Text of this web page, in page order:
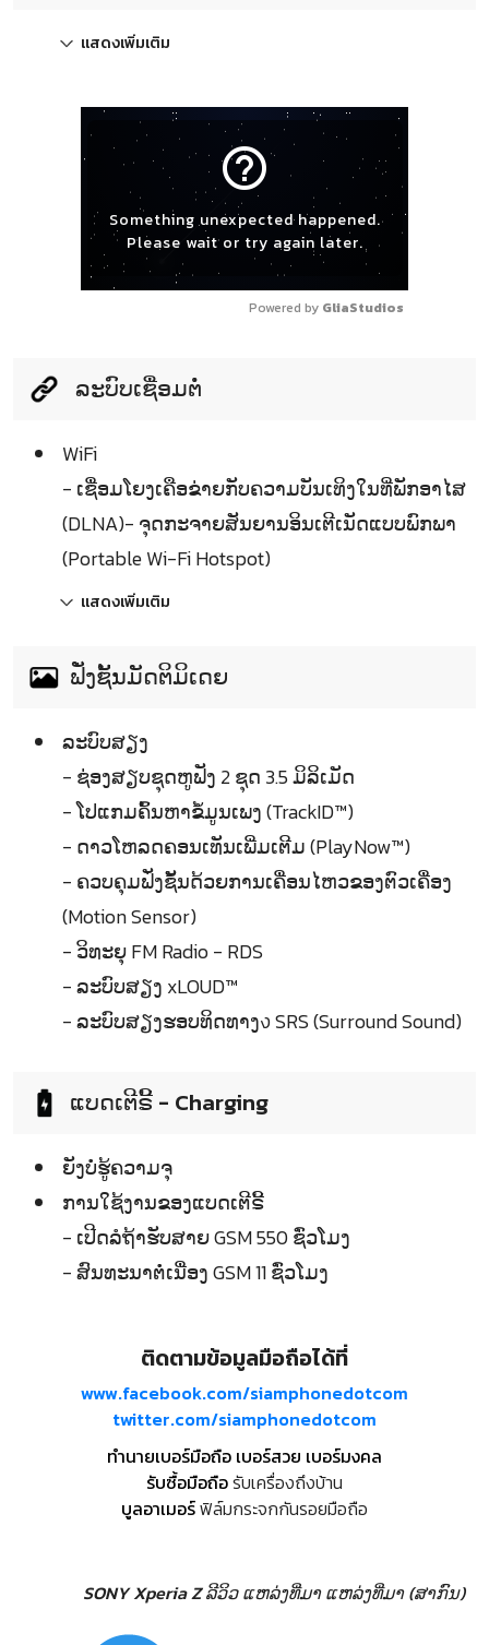
แสดงเพิ่มเติม
help_outline
Something unexpected happened.
Please wait or try again later.
Powered by GliaStudios
ລະບົບເຊື່ອມຕໍ່
WiFi
- ເຊື່ອມໂຍງເຄືອຂ່າຍກັບຄວາມບັນເທິງໃນທີ່ພັກອາໄສ
(DLNA)- ຈຸດກະຈາຍສັນຍານອິນເຕີເນັດແບບພົກພາ
(Portable Wi-Fi Hotspot)
แสดงเพิ่มเติม
ຟັ່ງຊັ້ນມັດຕິມິເດຍ
ລະບົບສຽງ
- ຊ່ອງສຽບຊຸດຫູຟັງ 2 ຊຸດ 3.5 ມິລິເມັດ
- ໂປແກມຄົ້ນຫາຂໍ້ມູນເພງ (TrackID™)
- ດາວໂຫລດຄອນເທັນເພີ່ມເຕີມ (PlayNow™)
- ຄວບຄຸມຟັ່ງຊັ້ນດ້ວຍການເຄື່ອນໄຫວຂອງຕົວເຄື່ອງ
(Motion Sensor)
- ວິທະຍຸ FM Radio - RDS
- ລະບົບສຽງ xLOUD™
- ລະບົບສຽງຮອບທິດທາງง SRS (Surround Sound)
ແບດເຕີຣີ້ - Charging
ຍັງບໍ່ຮູ້ຄວາມຈຸ
ການໃຊ້ງານຂອງແບດເຕີຣີ້
- ເປີດລໍຖ້າຮັບສາຍ GSM 550 ຊົ່ວໂມງ
- ສົນທະນາຕໍ່ເນື່ອງ GSM 11 ຊົ່ວໂມງ
ติดตามข้อมูลมือถือได้ที่
www.facebook.com/siamphonedotcom
twitter.com/siamphonedotcom
ทำนายเบอร์มือถือ เบอร์สวย เบอร์มงคล
รับซื้อมือถือรับเครื่องถึงบ้าน
บูลอาเมอร์ฟิล์มกระจกกันรอยมือถือ
SONY Xperia Z ລີວິວ ແຫລ່ງທີ່ມາ ແຫລ່ງທີ່ມາ (ສາກົນ)